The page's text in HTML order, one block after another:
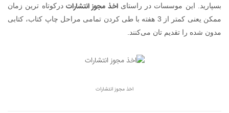
بسپارید. این موسسات در راستایاخذ مجوز انتشارات درکوتاه ترین زمان
ممکن یعنی کمتر از 3 هفته با طی کردن تمامی مراحل چاپ کتاب، کتابی
مدون شده را تقدیم تان می‌کنند.
اخذ مجوز انتشارات